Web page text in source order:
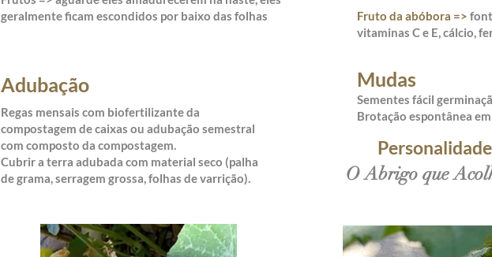
geralmente ficam escondidos por baixo das folhas
Adubação
Regas mensais com biofertilizante da
compostagem de caixas ou adubação semestral
com composto da compostagem.
Cubrir a terra adubada com material seco (palha
de grama, serragem grossa, folhas de varrição).
Fruto da abóbora =>
vitaminas C e E, cálcio,
Mudas
Sementes fácil
Brotação espontânea
O Abrigo que